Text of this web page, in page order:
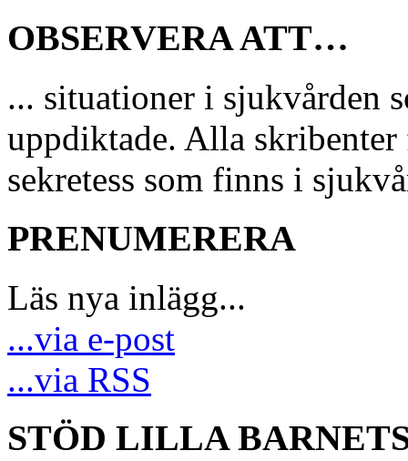
OBSERVERA ATT…
... situationer i sjukvården
uppdiktade. Alla
sekretess som finns i
PRENUMERERA
Läs nya inlägg...
...via e-post
...via RSS
STÖD LILLA